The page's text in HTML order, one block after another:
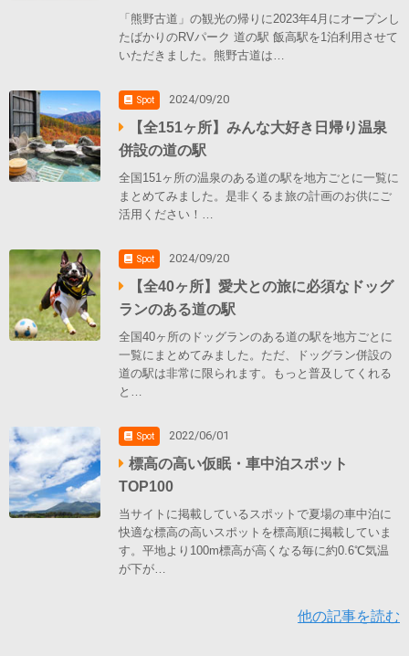
「熊野古道」の観光の帰りに2023年4月にオープンし
たばかりのRVパーク 道の駅 飯高駅を1泊利用させて
いただきました。熊野古道は…
Spot 2024/09/20
【全151ヶ所】みんな大好き日帰り温泉
併設の道の駅
全国151ヶ所の温泉のある道の駅を地方ごとに一覧に
まとめてみました。是非くるま旅の計画のお供にご
活用ください！…
Spot 2024/09/20
【全40ヶ所】愛犬との旅に必須なドッグ
ランのある道の駅
全国40ヶ所のドッグランのある道の駅を地方ごとに
一覧にまとめてみました。ただ、ドッグラン併設の
道の駅は非常に限られます。もっと普及してくれる
と…
Spot 2022/06/01
標高の高い仮眠・車中泊スポット
TOP100
当サイトに掲載しているスポットで夏場の車中泊に
快適な標高の高いスポットを標高順に掲載していま
す。平地より100m標高が高くなる毎に約0.6℃気温
が下が…
他の記事を読む